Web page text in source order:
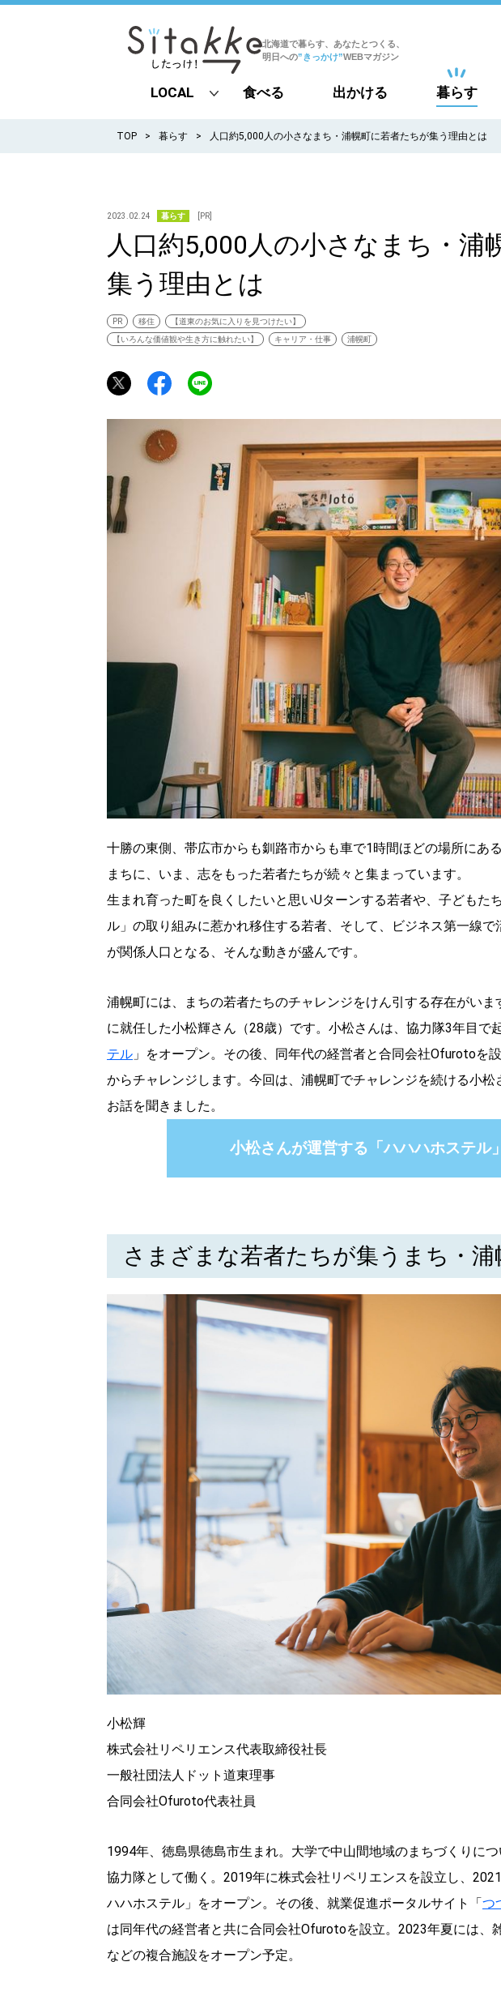
北海道で暮らす、あなたとつくる、
明日への”きっかけ”WEBマガジン
明日への”きっかけ”WEBマガジン
パートナーメディア Sitakkeパートナー
運営会社 広告掲載 情報提供・お問い合わせ 利用規約
プライバシーポリシー
LOCAL
all
道北
道南
道東
道央
食べる 出かける 暮らす
TOP 暮らす 人口約5,000人の小さなまち・浦幌町に若者たちが集う理由とは
2023.02.24 暮らす [PR]
人口約5,000人の小さなまち・浦
集う理由とは
PR 移住
【道東のお気に入りを見つけたい】
【いろんな価値観や生き方に触れたい】
キャリア・仕事 浦幌町
十勝の東側、帯広市からも釧路市からも車で1時間ほどの場所にあ
まちに、いま、志をもった若者たちが続々と集まっています。
生まれ育った町を良くしたいと思いUターンする若者や、子どもた
ル」の取り組みに惹かれ移住する若者、そして、ビジネス第一線
が関係人口となる、そんな動きが盛んです。
浦幌町には、まちの若者たちのチャレンジをけん引する存在がい
に就任した小松輝さん（28歳）です。小松さんは、協力隊3年目で
テル 」をオープン。その後、同年代の経営者と合同会社Ofurotoを
からチャレンジします。今回は、浦幌町でチャレンジを続ける小
お話を聞きました。
小松さんが運営する「ハハハホステル
さまざまな若者たちが集うまち・浦
小松輝
株式会社リペリエンス代表取締役社長
一般社団法人ドット道東理事
合同会社Ofuroto代表社員
1994年、徳島県徳島市生まれ。大学で中山間地域のまちづくりに
協力隊として働く。2019年に株式会社リペリエンスを設立し、
ハハホステル」をオープン。その後、就業促進ポータルサイト「つ
は同年代の経営者と共に合同会社Ofurotoを設立。2023年夏には、
などの複合施設をオープン予定。